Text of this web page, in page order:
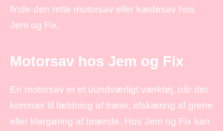
finde den rette motorsav eller kædesav hos
Jem og Fix.
Motorsav hos Jem og Fix
En motorsav er et uundværligt værktøj, når det
kommer til fældning af træer, afskæring af grene
eller klargøring af brænde. Hos Jem og Fix kan